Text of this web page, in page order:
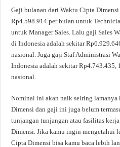
Gaji bulanan dari Waktu Cipta
Rp4.598.914 per bulan untuk
untuk Manager Sales. Lalu gaji Sales
di Indonesia adalah sekitar
nasional. Juga gaji Staf Administrasi
Indonesia adalah sekitar
nasional.
Nominal ini akan naik seiring lamanya
Dimensi dan gaji ini juga belum
tunjangan tunjangan atau fasilitas
Dimensi. Jika kamu ingin mengetahui
Cipta Dimensi bisa kamu baca lebih